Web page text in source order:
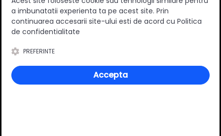
Specificatii
Distanta dintre gaurile de
montare [mm]
a imbunatatii experienta ta pe acest site. Prin
continuarea accesarii site-ului esti de acord cu Politica
de confidentialitate
PREFERINTE
Accepta